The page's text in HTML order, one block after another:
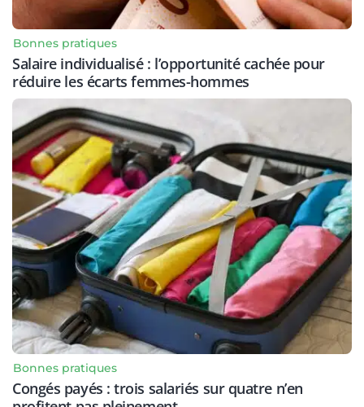
Bonnes pratiques
Salaire individualisé : l’opportunité cachée pour
réduire les écarts femmes-hommes
Bonnes pratiques
Congés payés : trois salariés sur quatre n’en